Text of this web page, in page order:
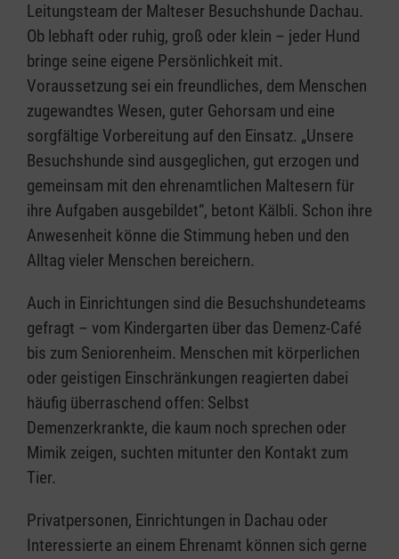
Leitungsteam der Malteser Besuchshunde Dachau.
Ob lebhaft oder ruhig, groß oder klein – jeder Hund
bringe seine eigene Persönlichkeit mit.
Voraussetzung sei ein freundliches, dem Menschen
zugewandtes Wesen, guter Gehorsam und eine
sorgfältige Vorbereitung auf den Einsatz. „Unsere
Besuchshunde sind ausgeglichen, gut erzogen und
gemeinsam mit den ehrenamtlichen Maltesern für
ihre Aufgaben ausgebildet“, betont Kälbli. Schon ihre
Anwesenheit könne die Stimmung heben und den
Alltag vieler Menschen bereichern.
Auch in Einrichtungen sind die Besuchshundeteams
gefragt – vom Kindergarten über das Demenz-Café
bis zum Seniorenheim. Menschen mit körperlichen
oder geistigen Einschränkungen reagierten dabei
häufig überraschend offen: Selbst
Demenzerkrankte, die kaum noch sprechen oder
Mimik zeigen, suchten mitunter den Kontakt zum
Tier.
Privatpersonen, Einrichtungen in Dachau oder
Interessierte an einem Ehrenamt können sich gerne